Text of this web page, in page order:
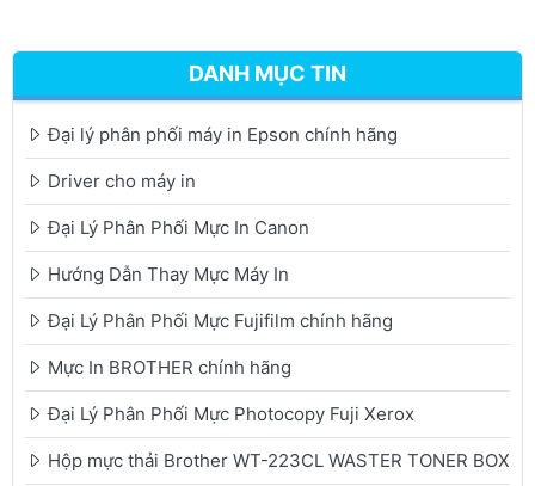
DANH MỤC TIN
Đại lý phân phối máy in Epson chính hãng
Driver cho máy in
Đại Lý Phân Phối Mực In Canon
Hướng Dẫn Thay Mực Máy In
Đại Lý Phân Phối Mực Fujifilm chính hãng
Mực In BROTHER chính hãng
Đại Lý Phân Phối Mực Photocopy Fuji Xerox
Hộp mực thải Brother WT-223CL WASTER TONER BOX